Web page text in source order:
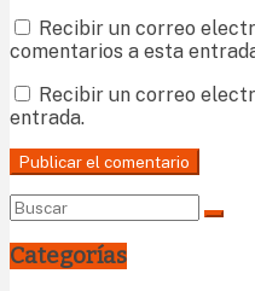
Recibir un correo
comentarios a esta
Recibir un correo
entrada.
Categorías